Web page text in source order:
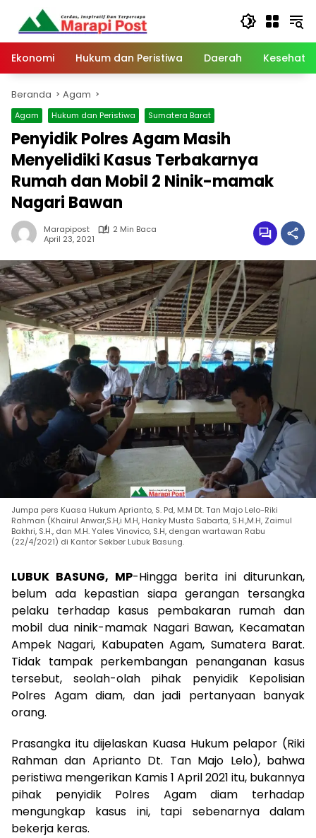
Langsung
konten
Ekonomi
Hukum dan Peristiwa Daerah
Beranda Agam
Agam Hukum dan Peristiwa Sumatera Barat
Penyidik Polres Agam Masih
Menyelidiki Kasus Terbakarnya
Rumah dan Mobil 2 Ninik-mamak
Nagari Bawan
Marapipost
2 Min Baca
April 23, 2021
Jumpa pers Kuasa Hukum Aprianto, S. Pd, M.M Dt. Tan Majo Lelo-Riki
Rahman (Khairul Anwar,S.H,i M.H, Hanky Musta Sabarta, S.H.,M.H, Zaimul
Bakhri, S.H., dan M.H. Yales Vinovico, S.H, dengan wartawan Rabu
(22/4/2021) di Kantor Sekber Lubuk Basung.
LUBUK BASUNG, MP-Hingga berita ini diturunkan,
belum ada kepastian siapa gerangan tersangka
pelaku terhadap kasus pembakaran rumah dan
mobil dua ninik-mamak Nagari Bawan, Kecamatan
Ampek Nagari, Kabupaten Agam, Sumatera Barat.
Tidak tampak perkembangan penanganan kasus
tersebut, seolah-olah pihak penyidik Kepolisian
Polres Agam diam, dan jadi pertanyaan banyak
orang.
Prasangka itu dijelaskan Kuasa Hukum pelapor (Riki
Rahman dan Aprianto Dt. Tan Majo Lelo), bahwa
peristiwa mengerikan Kamis 1 April 2021 itu, bukannya
pihak penyidik Polres Agam diam terhadap
mengungkap kasus ini, tapi sebenarnya dalam
bekerja keras.